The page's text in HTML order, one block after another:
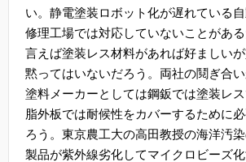
い。静電塗装ロボット化が遅れている
修理工場では対応していないことがあ
言えば塗装レス材料があれば好ましい
黙ってはいないだろう。両社の鬩ぎ合い
塗料メーカーとしては鋼鈑では塗装レ
脂外板では耐候性をカバーするために
ろう。東京農工大の高田教授の海洋汚
製品が紫外線劣化してマイクロビーズ